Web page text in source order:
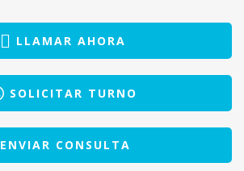
LLAMAR AHORA
SOLICITAR TURNO
ENVIAR CONSULTA